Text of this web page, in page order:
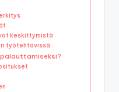
keskittymistä
työtehtävissä